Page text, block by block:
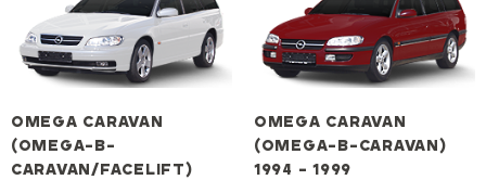
OMEGA CARAVAN
(OMEGA-B-
CARAVAN/FACELIFT)
OMEGA CARAVAN
(OMEGA-B-CARAVAN)
1994 - 1999